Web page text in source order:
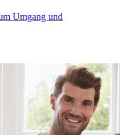
Umgang und